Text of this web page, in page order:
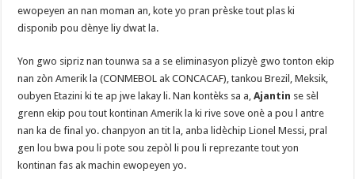
ewopeyen an nan moman an, kote yo pran prèske tout plas ki
disponib pou dènye liy dwat la.
Yon gwo sipriz nan tounwa sa a se eliminasyon plizyè gwo tonton ekip
nan zòn Amerik la (CONMEBOL ak CONCACAF), tankou Brezil, Meksik,
oubyen Etazini ki te ap jwe lakay li. Nan kontèks sa a,Ajantin se sèl
grenn ekip pou tout kontinan Amerik la ki rive sove onè a pou l antre
nan ka de final yo. chanpyon an tit la, anba lidèchip Lionel Messi, pral
gen lou bwa pou li pote sou zepòl li pou li reprezante tout yon
kontinan fas ak machin ewopeyen yo.